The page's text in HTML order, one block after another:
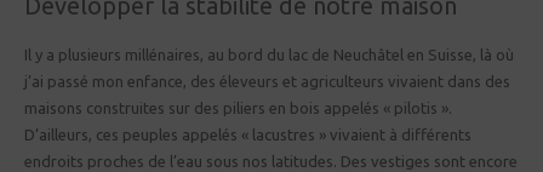
Il y a plusieurs millénaires, au bord du lac de Neuchâtel en Suisse, là où
j’ai passé mon enfance, des éleveurs et agriculteurs vivaient dans des
maisons construites sur des piliers en bois appelés « pilotis ».
D’ailleurs, ces peuples appelés « lacustres » vivaient à différents
endroits proches de l’eau sous nos latitudes. Des vestiges sont encore